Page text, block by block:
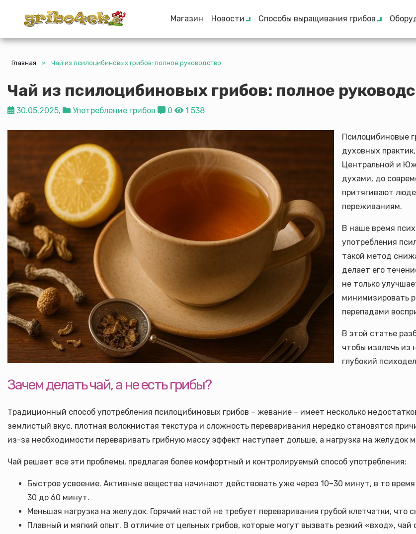
Gribo4ek Магазин Новости Способы выращивания грибов
Главная » Чай из псилоцибиновых грибов: полное руководство
Чай из псилоцибиновых грибов: полное
30.05.2025, Употребление грибов 0 1 538
Псилоцибиновые
духовных
Центральной и
духами, до
притягивают
переживаниям.
В наше время
употребления
такой метод
делает его
не только
минимизировать
перепадами
В этой статье
чтобы извлечь из
глубокий
Зачем делать чай, а не есть грибы?
Традиционный способ употребления псилоцибиновых грибов – жевание – имеет несколько
землистый вкус, плотная волокнистая текстура и сложность переваривания нередко становятся
из-за необходимости переваривать грибную массу эффект наступает дольше, а нагрузка на желудок
Чай решает все эти проблемы, предлагая более комфортный и контролируемый способ употребления:
Быстрое усвоение. Активные вещества начинают действовать уже через 10–30 минут, в то
30 до 60 минут.
Меньшая нагрузка на желудок. Горячий настой не требует переваривания грубой клетчатки,
Плавный и мягкий опыт. В отличие от цельных грибов, которые могут вызвать резкий «вход»,